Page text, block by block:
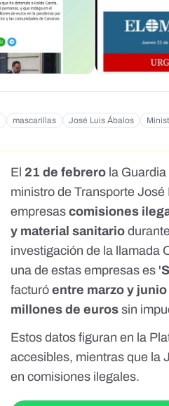
mascarillas José Luis Ábalos
El 21 de febrero la
ministro de Transporte
empresascomisiones
y material sanitario
investigación de la llamada
una de estas empresas es '
facturóentre marzo y
millones de eurossin
Estos datos figuran en la
accesibles, mientras que la
en comisiones ilegales.